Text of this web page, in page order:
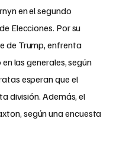
en el segundo
Elecciones. Por su
de Trump, enfrenta
las generales, según
esperan que el
división. Además, el
según una encuesta